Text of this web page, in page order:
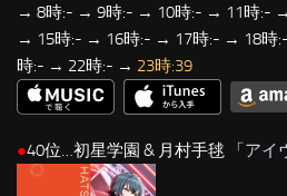
→ 8時:- → 9時:- → 10時:- → 11時:-
→ 15時:- → 16時:- → 17時:- → 18時
時:- → 22時:- → 23時:39
●40位…初星学園 & 月村手毬 「アイ